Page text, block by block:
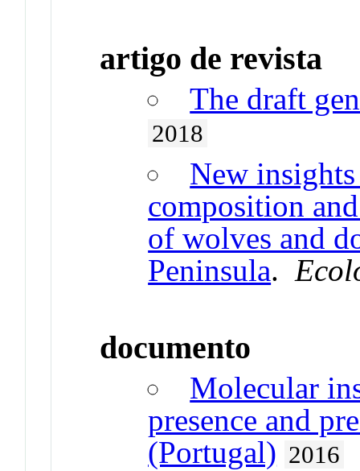
artigo de revista
The draft
2018
New
composition
of wolves and
Peninsula.
documento
Molecular
presence and
(Portugal) 2016